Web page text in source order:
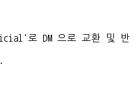
로 DM 으로 교환 및 반